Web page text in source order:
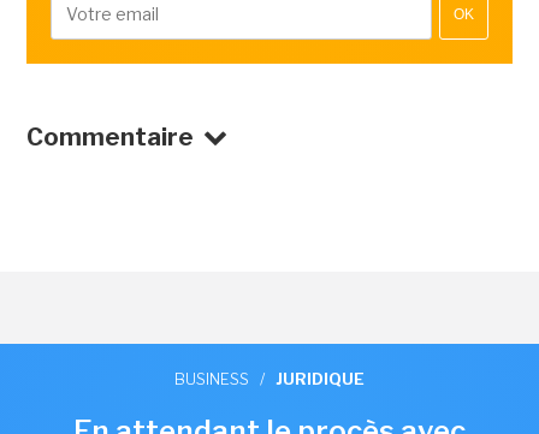
OK
Commentaire
BUSINESS / JURIDIQUE